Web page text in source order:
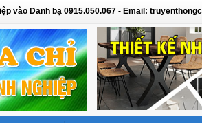
vào Danh bạ 0915.050.067 - Email: